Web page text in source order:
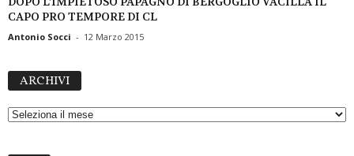
CAPO PRO TEMPORE DI CL
Antonio Socci - 12 Marzo 2015
ARCHIVI
H